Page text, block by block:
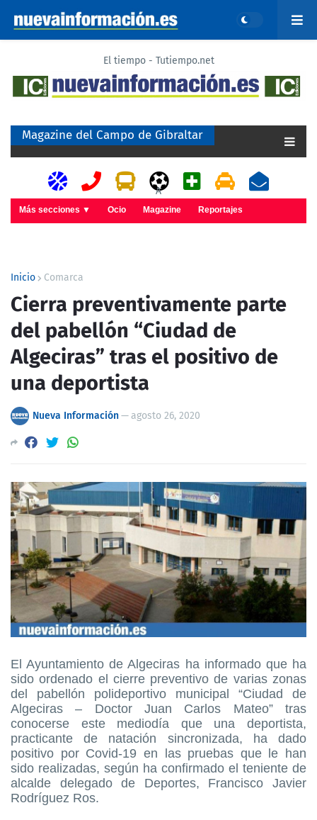
El tiempo - Tutiempo.net
Magazine del Campo de Gibraltar
A
Más secciones ▼ Ocio Magazine Reportajes
Inicio Comarca
Cierra preventivamente parte
del pabellón “Ciudad de
Algeciras” tras el positivo de
una deportista
Nueva Información—agosto 26, 2020
El Ayuntamiento de Algeciras ha informado que ha
sido ordenado el cierre preventivo de varias zonas
del pabellón polideportivo municipal “Ciudad de
Algeciras – Doctor Juan Carlos Mateo” tras
conocerse este mediodía que una deportista,
practicante de natación sincronizada, ha dado
positivo por Covid-19 en las pruebas que le han
sido realizadas, según ha confirmado el teniente de
alcalde delegado de Deportes, Francisco Javier
Rodríguez Ros.